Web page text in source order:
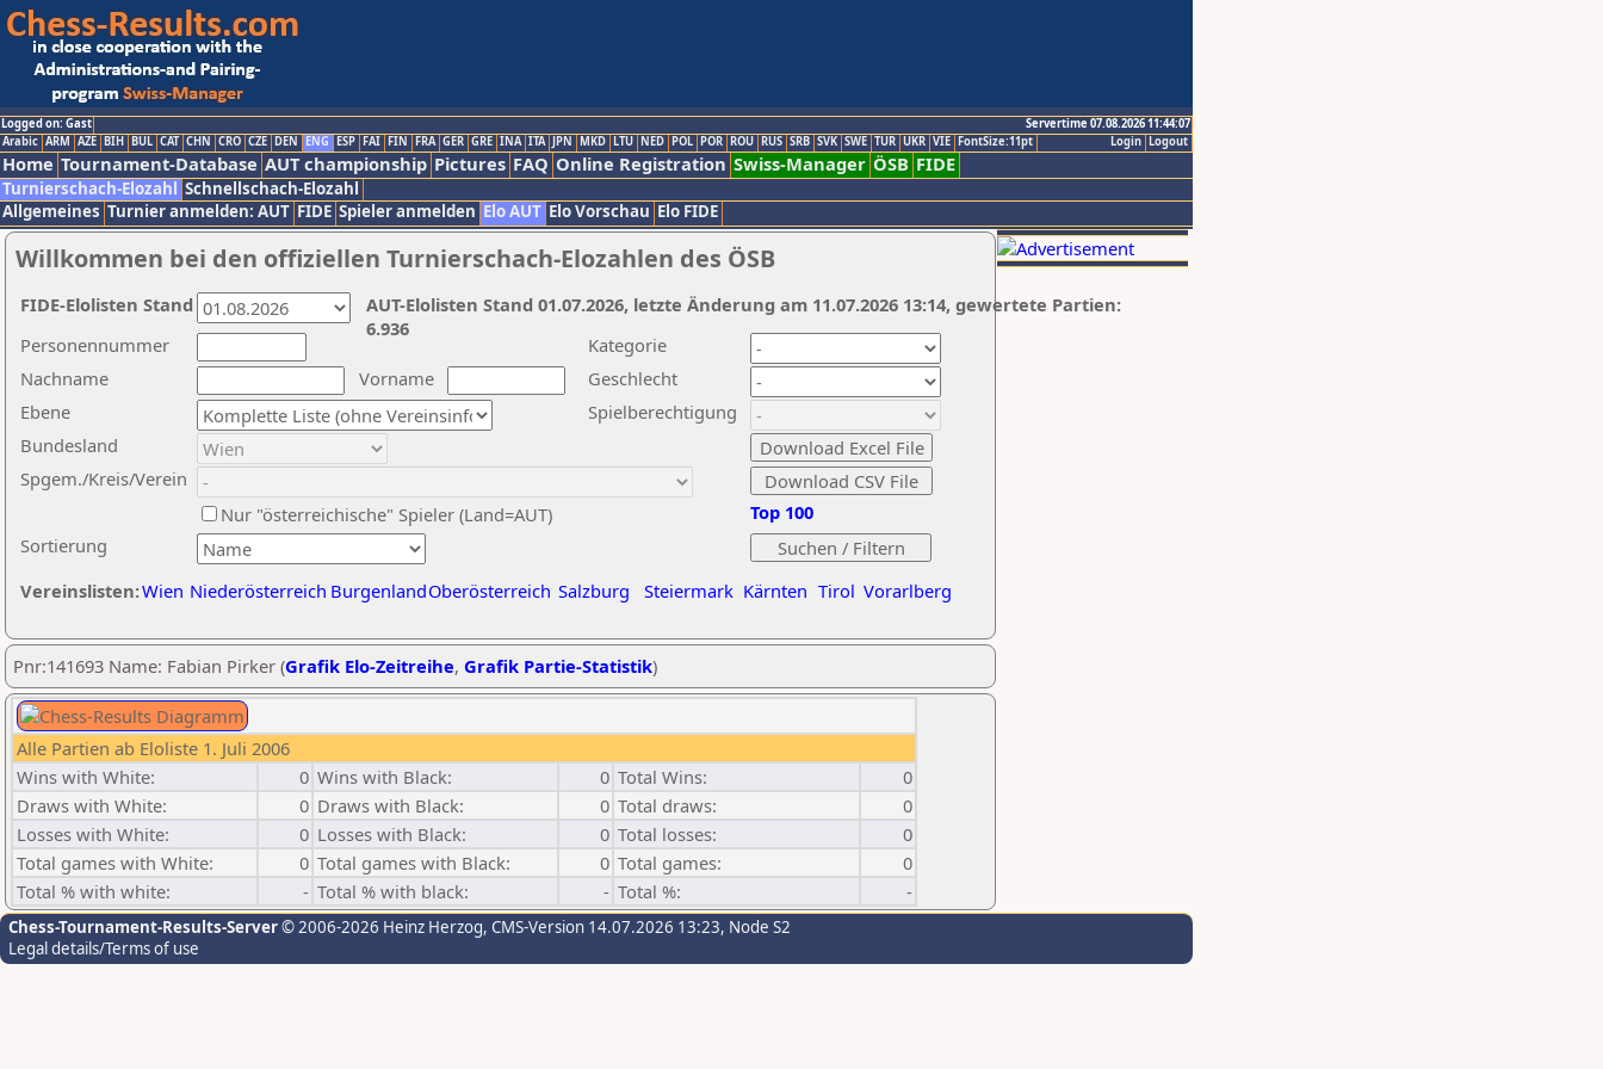
Logged on: Gast
Servertime 07.08.2026 11:44:07
Logout
Login
Arabic ARM AZE BIH BUL CAT CHN CRO CZE DEN ENG ESP FAI FIN FRA GER GRE INA ITA JPN MKD LTU NED POL POR ROU RUS SRB SVK SWE TUR UKR VIE FontSize:11pt
Home Tournament-Database AUT championship Pictures FAQ Online Registration Swiss-Manager ÖSB FIDE
Turnierschach-Elozahl Schnellschach-Elozahl
Allgemeines Turnier anmelden: AUT FIDE Spieler anmelden Elo AUT Elo Vorschau Elo FIDE
Willkommen bei den offiziellen Turnierschach-Elozahlen des ÖSB
Nachname
Vorname
Ebene
Kategorie
Sortierung
Personennummer
Bundesland
Spgem./Kreis/Verein
Geschlecht
Nur "österreichische" Spieler (Land=AUT)
Spielberechtigung
Vereinslisten:Wien Niederösterreich BurgenlandOberösterreich Salzburg Steiermark Kärnten Tirol Vorarlberg
Top 100
AUT-Elolisten Stand 01.07.2026, letzte Änderung am 11.07.2026 13:14, gewertete Partien:
6.936
FIDE-Elolisten Stand
Pnr:141693 Name: Fabian Pirker (Grafik Elo-Zeitreihe, Grafik Partie-Statistik)
Alle Partien ab Eloliste 1. Juli 2006
Wins with White:
0 Wins with Black: 0 Total Wins:
0
Draws with White:
0 Draws with Black: 0 Total draws:
0
Losses with White:
0 Losses with Black: 0 Total losses:
0
Total games with White:
0 Total games with Black: 0 Total games:
0
Total % with white:
- Total % with black: - Total %: -
Chess-Tournament-Results-Server© 2006-2026 Heinz Herzog, CMS-Version 14.07.2026 13:23, Node S2
Legal details/Terms of use